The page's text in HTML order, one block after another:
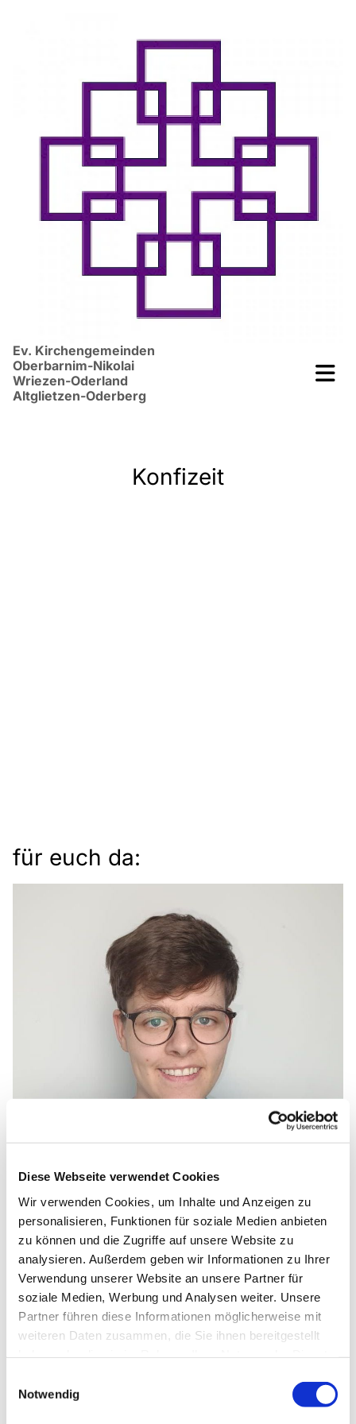
Diese Webseite verwendet Cookies
Wir verwenden Cookies, um Inhalte und Anzeigen zu
personalisieren, Funktionen für soziale Medien anbieten
zu können und die Zugriffe auf unsere Website zu
analysieren. Außerdem geben wir Informationen zu Ihrer
Verwendung unserer Website an unsere Partner für
soziale Medien, Werbung und Analysen weiter. Unsere
Partner führen diese Informationen möglicherweise mit
weiteren Daten zusammen, die Sie ihnen bereitgestellt
Notwendig
Ev. Kirchengemeinden
Oberbarnim-Nikolai
Wriezen-Oderland
Altglietzen-Oderberg
Konfizeit
für euch da:
Jugendreferentin Lena Klapp
01575 6359270